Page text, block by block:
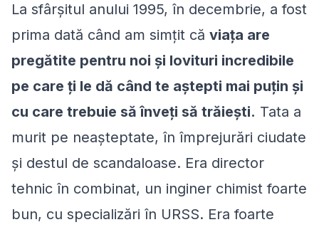
La sfârșitul anului 1995, în decembrie, a fost
prima dată când am simțit că viața are
pregătite pentru noi şi lovituri incredibile
pe care ţi le dă când te aștepti mai puțin şi
cu care trebuie să înveţi să trăiești. Tata a
murit pe neaşteptate, în împrejurări ciudate
şi destul de scandaloase. Era director
tehnic în combinat, un inginer chimist foarte
bun, cu specializări în URSS. Era foarte